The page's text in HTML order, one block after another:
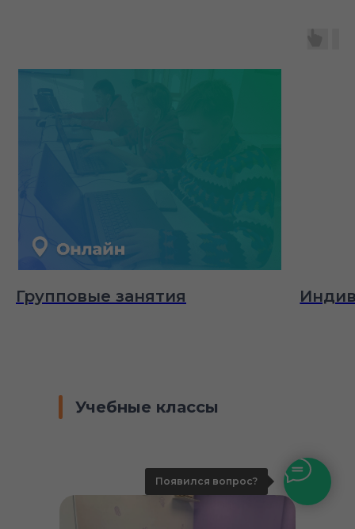
Появился вопрос?
Групповые занятия
Учебные классы